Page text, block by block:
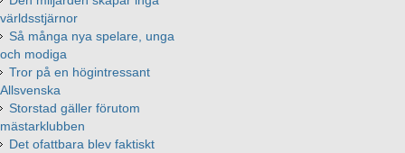
världsstjärnor
Så många nya spelare, unga
och modiga
Tror på en högintressant
Allsvenska
Storstad gäller förutom
mästarklubben
Det ofattbara blev faktiskt